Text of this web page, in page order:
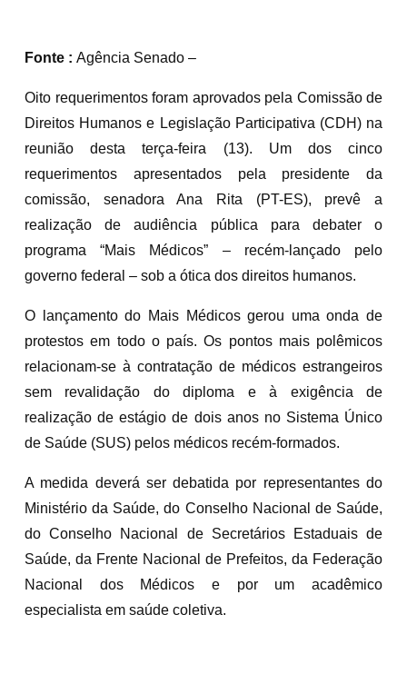
Fonte : Agência Senado –
Oito requerimentos foram aprovados pela Comissão de
Direitos Humanos e Legislação Participativa (CDH) na
reunião desta terça-feira (13). Um dos cinco
requerimentos apresentados pela presidente da
comissão, senadora Ana Rita (PT-ES), prevê a
realização de audiência pública para debater o
programa “Mais Médicos” – recém-lançado pelo
governo federal – sob a ótica dos direitos humanos.
O lançamento do Mais Médicos gerou uma onda de
protestos em todo o país. Os pontos mais polêmicos
relacionam-se à contratação de médicos estrangeiros
sem revalidação do diploma e à exigência de
realização de estágio de dois anos no Sistema Único
de Saúde (SUS) pelos médicos recém-formados.
A medida deverá ser debatida por representantes do
Ministério da Saúde, do Conselho Nacional de Saúde,
do Conselho Nacional de Secretários Estaduais de
Saúde, da Frente Nacional de Prefeitos, da Federação
Nacional dos Médicos e por um acadêmico
especialista em saúde coletiva.